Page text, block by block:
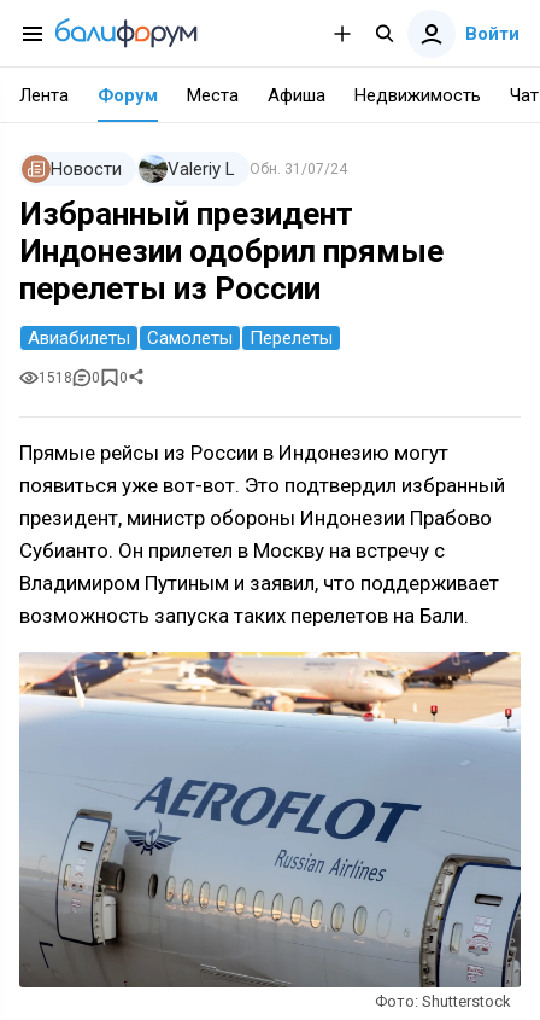
Войти
Лента Форум Места Афиша Недвижимость Чат
Новости Valeriy L Обн. 31/07/24
Избранный президент
Индонезии одобрил прямые
перелеты из России
Авиабилеты Самолеты Перелеты
1518 0 0
Прямые рейсы из России в Индонезию могут
появиться уже вот-вот. Это подтвердил избранный
президент, министр обороны Индонезии Прабово
Субианто. Он прилетел в Москву на встречу с
Владимиром Путиным и заявил, что поддерживает
возможность запуска таких перелетов на Бали.
Фото: Shutterstock